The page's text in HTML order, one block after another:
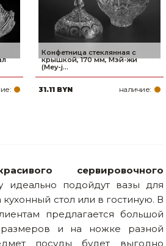
Конфетница стеклянная с
крышкой, 170 мм, Мэй-жи
(Mey-j...
31.11 BYN наличие:
сервировочного
идеально подойдут вазы для
кухонный стол или в гостиную. В
предлагается большой
и на ножке разной
посуды будет выгодно